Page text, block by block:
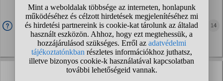
Belehalhat a lány kutyám a szülésbe?
Most tüzel egy keverék kicsit nagyobb mint egy puli és van
egy dobermanunk és apáék ösze zárták őket de olvastam
hogy bele halhat mondtam apáéknak de azt mondták ugy se
hal bele mit tegyek?már 3 4 szer befedezte
Kutyák
14
Hol kapható az IKEÁs Samla dobozhoz hasonló